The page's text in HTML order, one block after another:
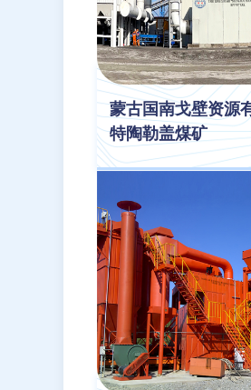
蒙古国南戈壁资源
特陶勒盖煤矿